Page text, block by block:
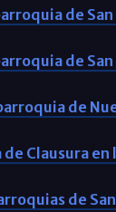
de
de
de
de Clausura
de